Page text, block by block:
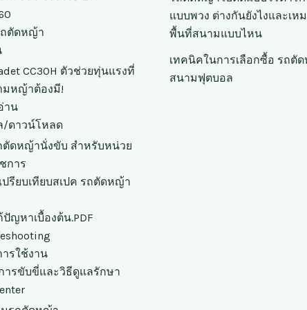
ตัดหญ้า
CC30H ตัวช่วยทุ่นแรงที่
มหญ้าต้องมี!
าน
ดาวน์โหลด
ตัดหญ้านั่งขับ สำหรับหน่วย
การ
ปรียบเทียบสเปค รถตัดหญ้า
ญหาเบื้องต้น.PDF
ารใช้งาน
ารขับขี่และวิธีดูแลรักษา
แบบพวง ต่างกันยังไงและเห
พื้นที่สนามแบบไหน
เทคนิคในการเลือกซื้อ รถตั
สนามฟุตบอล